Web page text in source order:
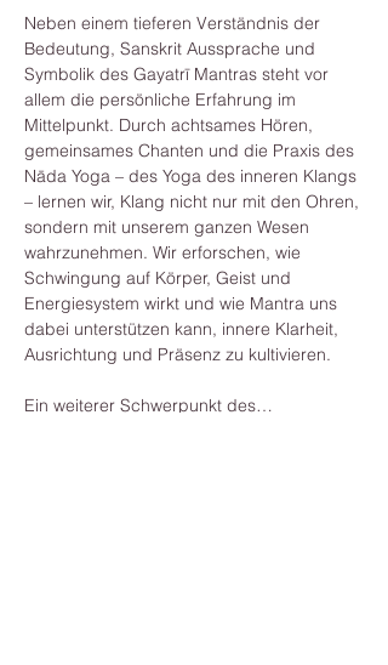
Neben einem tieferen Verständnis der
Bedeutung, Sanskrit Aussprache und
Symbolik des Gayatrī Mantras steht vor
allem die persönliche Erfahrung im
Mittelpunkt. Durch achtsames Hören,
gemeinsames Chanten und die Praxis des
Nāda Yoga – des Yoga des inneren Klangs
– lernen wir, Klang nicht nur mit den Ohren,
sondern mit unserem ganzen Wesen
wahrzunehmen. Wir erforschen, wie
Schwingung auf Körper, Geist und
Energiesystem wirkt und wie Mantra uns
dabei unterstützen kann, innere Klarheit,
Ausrichtung und Präsenz zu kultivieren.
Ein weiterer Schwerpunkt des…